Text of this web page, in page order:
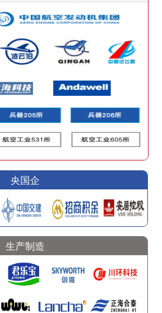
央国企
生产制造